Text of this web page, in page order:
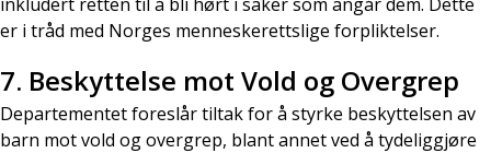
er i tråd med Norges menneskerettslige forpliktelser.
7. Beskyttelse mot Vold og Overgrep
Departementet foreslår tiltak for å styrke beskyttelsen av
barn mot vold og overgrep, blant annet ved å tydeliggjøre